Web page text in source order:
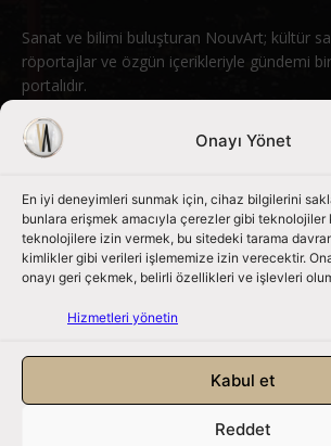
Onayı Yönet
En iyi deneyimleri sunmak için, cihaz bilgilerini
bunlara erişmek amacıyla çerezler gibi teknolojiler
teknolojilere izin vermek, bu sitedeki tarama
kimlikler gibi verileri işlememize izin verecektir.
onayı geri çekmek, belirli özellikleri ve işlevleri
Hizmetleri yönetin
Kabul et
Reddet
Sanat ve bilimi buluşturan NouvArt; kültür
röportajlar ve özgün içerikleriyle gündemi
portalıdır.
Bizimle iletişime geçin: info@nouvart.net
Bizi Takip Edin